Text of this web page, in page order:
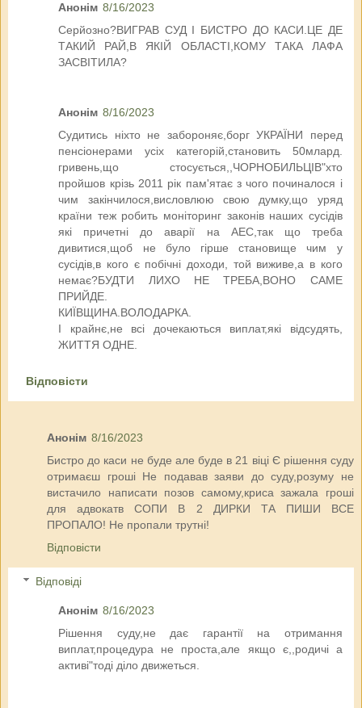
Анонім 8/16/2023
Серйозно?ВИГРАВ СУД І БИСТРО ДО КАСИ.ЦЕ ДЕ
ТАКИЙ РАЙ,В ЯКІЙ ОБЛАСТІ,КОМУ ТАКА ЛАФА
ЗАСВІТИЛА?
Анонім 8/16/2023
Судитись ніхто не забороняє,борг УКРАЇНИ перед
пенсіонерами усіх категорій,становить 50млард.
гривень,що стосується,,ЧОРНОБИЛЬЦІВ"хто
пройшов крізь 2011 рік пам'ятає з чого починалося і
чим закінчилося,висловлюю свою думку,що уряд
країни теж робить моніторинг законів наших сусідів
які причетні до аварії на АЕС,так що треба
дивитися,щоб не було гірше становище чим у
сусідів,в кого є побічні доходи, той виживе,а в кого
немає?БУДТИ ЛИХО НЕ ТРЕБА,ВОНО САМЕ
ПРИЙДЕ.
КИЇВЩИНА.ВОЛОДАРКА.
І крайнє,не всі дочекаються виплат,які відсудять,
ЖИТТЯ ОДНЕ.
Відповісти
Анонім 8/16/2023
Бистро до каси не буде але буде в 21 віці Є рішення суду
отримаєш гроші Не подавав заяви до суду,розуму не
вистачило написати позов самому,криса зажала гроші
для адвокатв СОПИ В 2 ДИРКИ ТА ПИШИ ВСЕ
ПРОПАЛО! Не пропали трутні!
Відповісти
Відповіді
Анонім 8/16/2023
Рішення суду,не дає гарантії на отримання
виплат,процедура не проста,але якщо є,,родичі а
активі"тоді діло движеться.